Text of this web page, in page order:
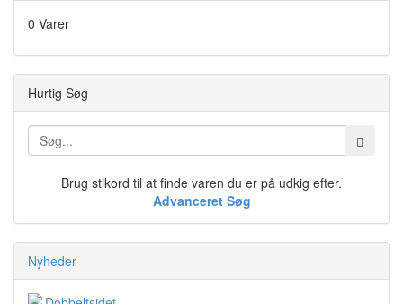
0 Varer
Hurtig Søg
Brug stikord til at finde varen du er på udkig efter.
Advanceret Søg
Nyheder